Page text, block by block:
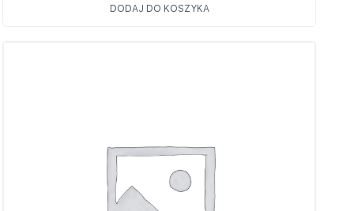
DODAJ DO KOSZYKA